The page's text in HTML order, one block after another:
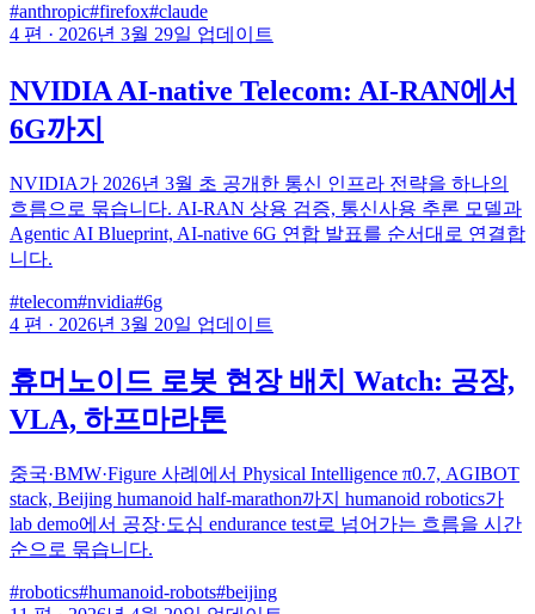
#anthropic#firefox#claude
4 편 · 2026년 3월 29일 업데이트
NVIDIA AI-native Telecom: AI-RAN에서
6G까지
NVIDIA가 2026년 3월 초 공개한 통신 인프라 전략을 하나의
흐름으로 묶습니다. AI-RAN 상용 검증, 통신사용 추론 모델과
Agentic AI Blueprint, AI-native 6G 연합 발표를 순서대로 연결합
니다.
#telecom#nvidia#6g
4 편 · 2026년 3월 20일 업데이트
휴머노이드 로봇 현장 배치 Watch: 공장,
VLA, 하프마라톤
중국·BMW·Figure 사례에서 Physical Intelligence π0.7, AGIBOT
stack, Beijing humanoid half-marathon까지 humanoid robotics가
lab demo에서 공장·도심 endurance test로 넘어가는 흐름을 시간
순으로 묶습니다.
#robotics#humanoid-robots#beijing